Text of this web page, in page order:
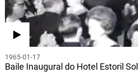
1965-01-17
Baile Inaugural do Hotel Estoril Sol